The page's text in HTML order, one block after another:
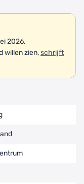
2026.
willen zien,schrijft